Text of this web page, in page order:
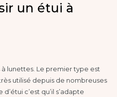
un étui à
à lunettes. Le premier type est
utilisé depuis de nombreuses
c’est qu’il s’adapte